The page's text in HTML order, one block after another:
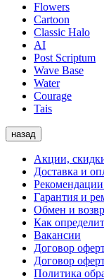
Flowers
Cartoon
Classic Halo
AI
Post Scriptum
Wave Base
Water
Courage
Tais
назад
Акции,
Доставка и
Гарантия и
Обмен и
Как
Вакансии
Договор
Договор
Политика